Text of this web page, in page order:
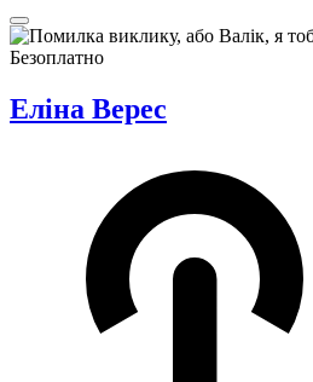
Безоплатно
Еліна Верес